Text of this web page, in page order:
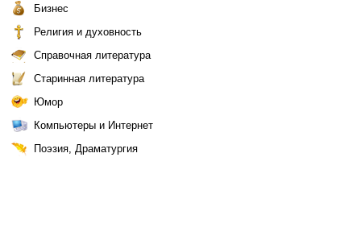
Бизнес
Религия и духовность
Справочная литература
Старинная литература
Юмор
Компьютеры и Интернет
Поэзия, Драматургия